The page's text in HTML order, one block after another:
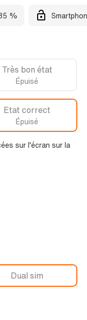
%
Très bon état
Épuisé
Etat correct
Épuisé
sur l'écran sur la
Dual sim